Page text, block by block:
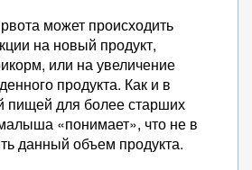
может происходить
на новый продукт,
или на увеличение
продукта. Как и в
пищей для более старших
«понимает», что не в
данный объем продукта.